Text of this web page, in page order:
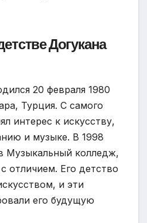
Догукана
20 февраля 1980
Турция. С самого
интерес к искусству,
и музыке. В 1998
Музыкальный колледж,
отличием. Его детство
и эти
его будущую